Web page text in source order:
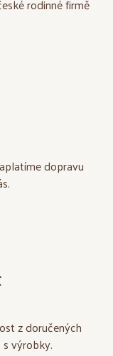
rodinné firmě
dopravu
z doručených
výrobky.